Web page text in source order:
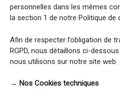
personnelles dans les mêmes
la section 1 de notre Politique de
Afin de respecter l’obligation de
RGPD, nous détaillons ci-
nous utilisons sur notre site web.
→ Nos Cookies techniques